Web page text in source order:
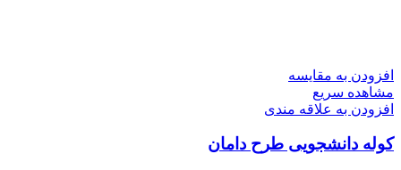
افزودن به مقایسه
مشاهده سریع
افزودن به علاقه مندی
کوله دانشجویی طرح دامان